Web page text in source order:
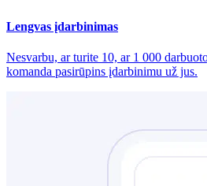
Lengvas įdarbinimas
Nesvarbu, ar turite 10, ar 1 000
komanda pasirūpins įdarbinimu už jus.